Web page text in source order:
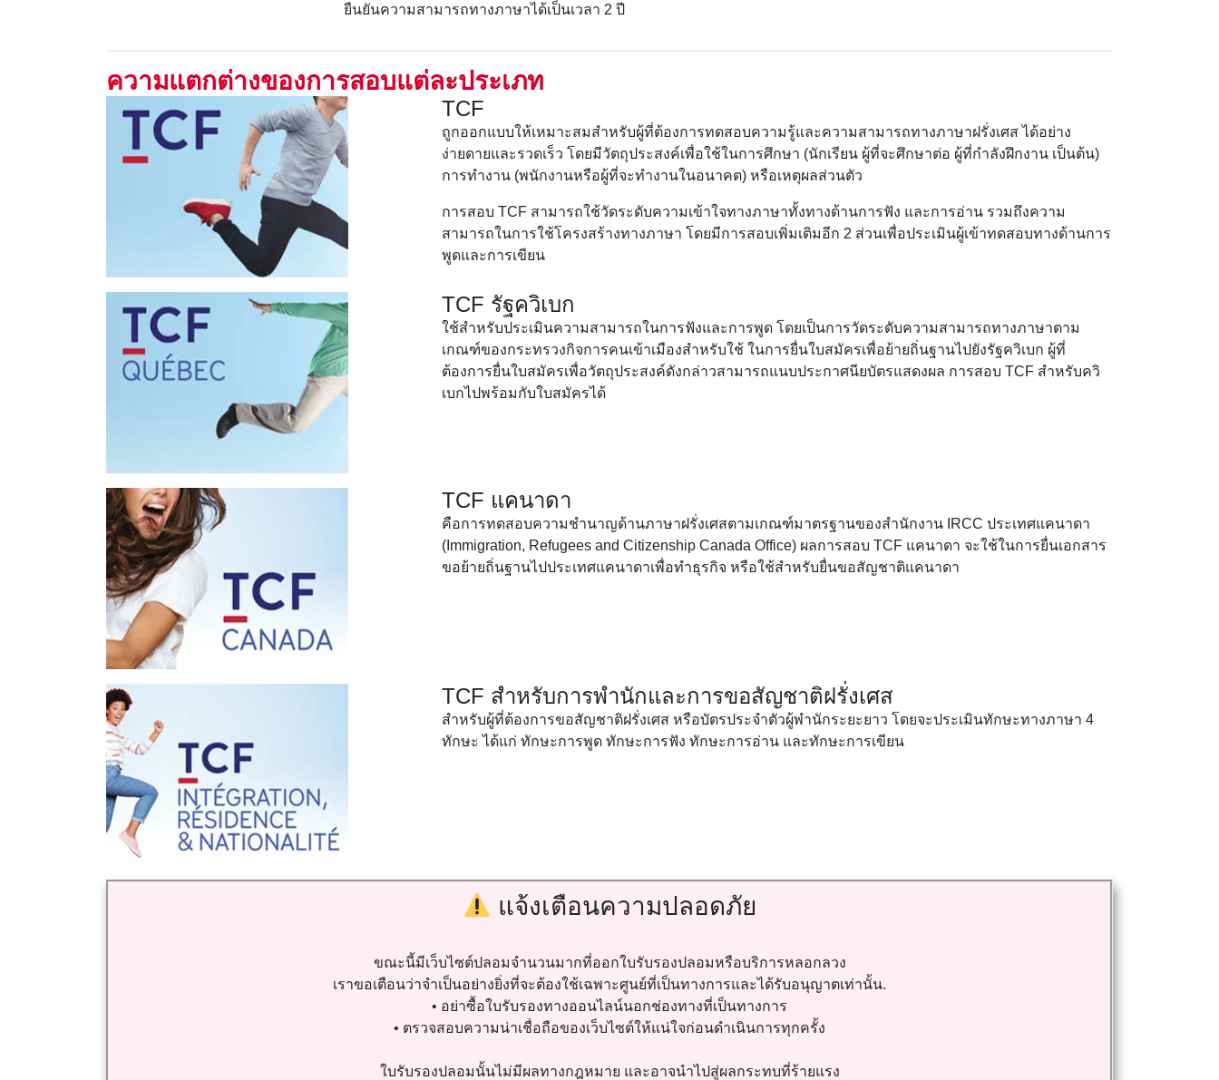
ยืนยันความสามารถทางภาษาได้เป็นเวลา 2 ปี
ความแตกต่างของการสอบแต่ละประเภท
TCF
ถูกออกแบบให้เหมาะสมสำหรับผู้ที่ต้องการทดสอบความรู้และความสามารถทางภาษาฝรั่งเศส ได้อย่าง
ง่ายดายและรวดเร็ว โดยมีวัตถุประสงค์เพื่อใช้ในการศึกษา (นักเรียน ผู้ที่จะศึกษาต่อ ผู้ที่กำลังฝึกงาน เป็นต้น)
การทำงาน (พนักงานหรือผู้ที่จะทำงานในอนาคต) หรือเหตุผลส่วนตัว
การสอบ TCF สามารถใช้วัดระดับความเข้าใจทางภาษาทั้งทางด้านการฟัง และการอ่าน รวมถึงความ
สามารถในการใช้โครงสร้างทางภาษา โดยมีการสอบเพิ่มเติมอีก 2 ส่วนเพื่อประเมินผู้เข้าทดสอบทางด้านการ
พูดและการเขียน
TCF รัฐควิเบก
ใช้สำหรับประเมินความสามารถในการฟังและการพูด โดยเป็นการวัดระดับความสามารถทางภาษาตาม
เกณฑ์ของกระทรวงกิจการคนเข้าเมืองสำหรับใช้ ในการยื่นใบสมัครเพื่อย้ายถิ่นฐานไปยังรัฐควิเบก ผู้ที่
ต้องการยื่นใบสมัครเพื่อวัตถุประสงค์ดังกล่าวสามารถแนบประกาศนียบัตรแสดงผล การสอบ TCF สำหรับควิ
เบกไปพร้อมกับใบสมัครได้
TCF แคนาดา
คือการทดสอบความชำนาญด้านภาษาฝรั่งเศสตามเกณฑ์มาตรฐานของสำนักงาน IRCC ประเทศแคนาดา
(Immigration, Refugees and Citizenship Canada Office) ผลการสอบ TCF แคนาดา จะใช้ในการยื่นเอกสาร
ขอย้ายถิ่นฐานไปประเทศแคนาดาเพื่อทำธุรกิจ หรือใช้สำหรับยื่นขอสัญชาติแคนาดา
TCF สำหรับการพำนักและการขอสัญชาติฝรั่งเศส
สำหรับผู้ที่ต้องการขอสัญชาติฝรั่งเศส หรือบัตรประจำตัวผู้พำนักระยะยาว โดยจะประเมินทักษะทางภาษา 4
ทักษะ ได้แก่ ทักษะการพูด ทักษะการฟัง ทักษะการอ่าน และทักษะการเขียน
แจ้งเตือนความปลอดภัย
ขณะนี้มีเว็บไซต์ปลอมจำนวนมากที่ออกใบรับรองปลอมหรือบริการหลอกลวง
เราขอเตือนว่าจำเป็นอย่างยิ่งที่จะต้องใช้เฉพาะศูนย์ที่เป็นทางการและได้รับอนุญาตเท่านั้น.
• อย่าซื้อใบรับรองทางออนไลน์นอกช่องทางที่เป็นทางการ
• ตรวจสอบความน่าเชื่อถือของเว็บไซต์ให้แน่ใจก่อนดำเนินการทุกครั้ง
ใบรับรองปลอมนั้นไม่มีผลทางกฎหมาย และอาจนำไปสู่ผลกระทบที่ร้ายแรง